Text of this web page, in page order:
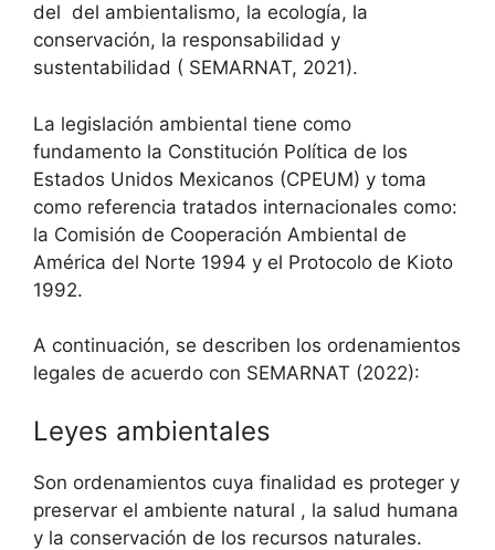
del del ambientalismo, la ecología, la
conservación, la responsabilidad y
sustentabilidad ( SEMARNAT, 2021).
La legislación ambiental tiene como
fundamento la Constitución Política de los
Estados Unidos Mexicanos (CPEUM) y toma
como referencia tratados internacionales como:
la Comisión de Cooperación Ambiental de
América del Norte 1994 y el Protocolo de Kioto
1992.
A continuación, se describen los ordenamientos
legales de acuerdo con SEMARNAT (2022):
Leyes ambientales
Son ordenamientos cuya finalidad es proteger y
preservar el ambiente natural , la salud humana
y la conservación de los recursos naturales.